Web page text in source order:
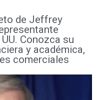
de Jeffrey
Conozca su
y académica,
comerciales